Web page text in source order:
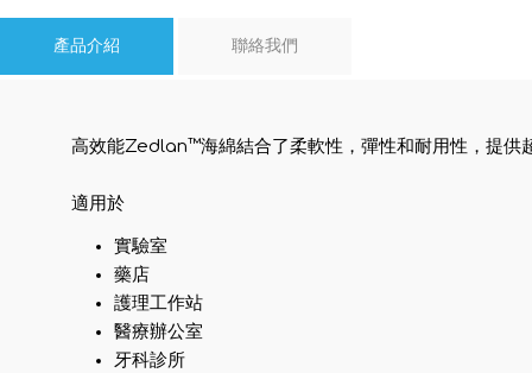
產品介紹 聯絡我們
高效能Zedlan™海綿結合了柔軟性，彈性和耐用性，提供
適用於
實驗室
藥店
護理工作站
醫療辦公室
牙科診所